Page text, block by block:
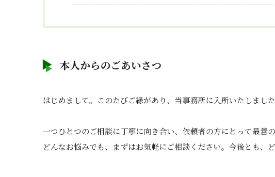
本人からのごあいさつ
はじめまして。このたびご縁があり、当事務所に入所いたしまし
一つひとつのご相談に丁寧に向き合い、依頼者の方にとって最善
どんなお悩みでも、まずはお気軽にご相談ください。今後とも、